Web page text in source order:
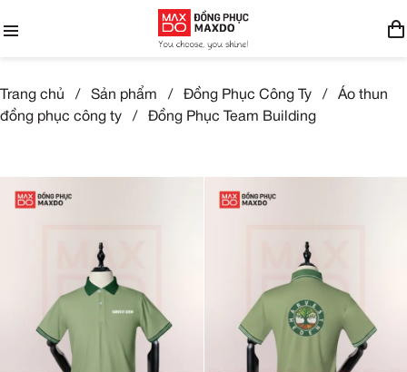
Trang chủ / Sản phẩm / Đồng Phục Công Ty /
Áo thun
đồng phục công ty
/ Đồng Phục Team Building